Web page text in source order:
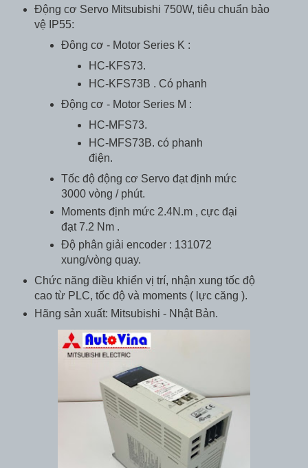
Động cơ Servo Mitsubishi 750W, tiêu chuẩn bảo
vệ IP55:
Đông cơ - Motor Series K :
HC-KFS73.
HC-KFS73B . Có phanh
Động cơ - Motor Series M :
HC-MFS73.
HC-MFS73B. có phanh
điện.
Tốc độ động cơ Servo đạt định mức
3000 vòng / phút.
Moments định mức 2.4N.m , cực đại
đạt 7.2 Nm .
Độ phân giải encoder : 131072
xung/vòng quay.
Chức năng điều khiển vị trí, nhận xung tốc độ
cao từ PLC, tốc độ và moments ( lực căng ).
Hãng sản xuất: Mitsubishi - Nhật Bản.